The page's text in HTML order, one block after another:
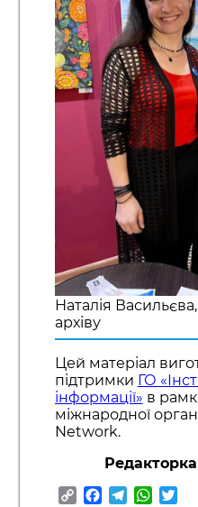
Наталія
архіву
Цей матеріал
підтримки ГО
інформації» в
міжнародної
Network.
CopyFacebook
Telegram